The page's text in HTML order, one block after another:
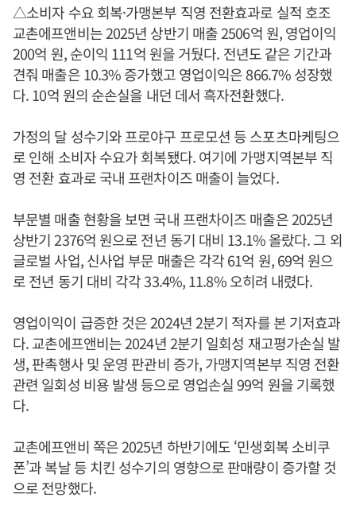
△소비자 수요 회복·가맹본부 직영 전환효과로 실적 호조
교촌에프앤비는 2025년 상반기 매출 2506억 원, 영업이익
200억 원, 순이익 111억 원을 거뒀다. 전년도 같은 기간과
견줘 매출은 10.3% 증가했고 영업이익은 866.7% 성장했
다. 10억 원의 순손실을 내던 데서 흑자전환했다.
가정의 달 성수기와 프로야구 프로모션 등 스포츠마케팅으
로 인해 소비자 수요가 회복됐다. 여기에 가맹지역본부 직
영 전환 효과로 국내 프랜차이즈 매출이 늘었다.
부문별 매출 현황을 보면 국내 프랜차이즈 매출은 2025년
상반기 2376억 원으로 전년 동기 대비 13.1% 올랐다. 그 외
글로벌 사업, 신사업 부문 매출은 각각 61억 원, 69억 원으
로 전년 동기 대비 각각 33.4%, 11.8% 오히려 내렸다.
영업이익이 급증한 것은 2024년 2분기 적자를 본 기저효과
다. 교촌에프앤비는 2024년 2분기 일회성 재고평가손실 발
생, 판촉행사 및 운영 판관비 증가, 가맹지역본부 직영 전환
관련 일회성 비용 발생 등으로 영업손실 99억 원을 기록했
다.
교촌에프앤비 쪽은 2025년 하반기에도 ‘민생회복 소비쿠
폰’과 복날 등 치킨 성수기의 영향으로 판매량이 증가할 것
으로 전망했다.